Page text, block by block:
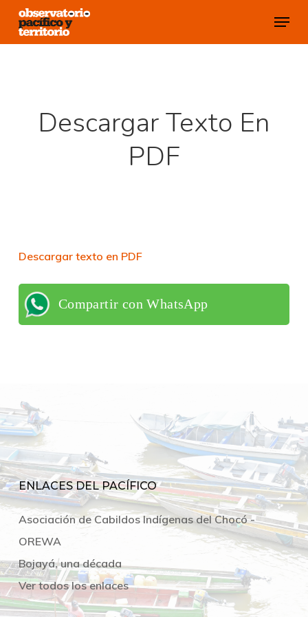
Skip
Menu
Descargar Texto En
PDF
Descargar texto en PDF
Compartir con WhatsApp
ENLACES DEL PACÍFICO
Asociación de Cabildos Indígenas del Chocó -
OREWA
Bojayá, una década
Ver todos los enlaces
Close